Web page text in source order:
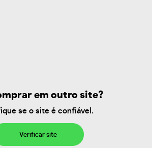
em outro site?
se o site é confiável.
Verificar site